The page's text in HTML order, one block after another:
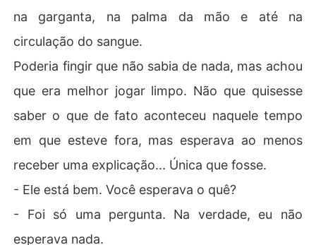
na garganta, na palma da mão e até na
circulação do sangue.
Poderia fingir que não sabia de nada, mas achou
que era melhor jogar limpo. Não que quisesse
saber o que de fato aconteceu naquele tempo
em que esteve fora, mas esperava ao menos
receber uma explicação... Única que fosse.
- Ele está bem. Você esperava o quê?
- Foi só uma pergunta. Na verdade, eu não
esperava nada.